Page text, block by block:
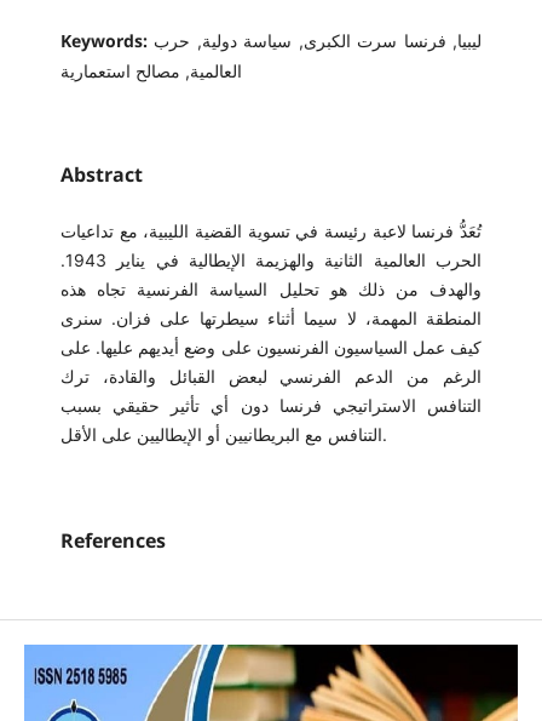
Keywords: ليبيا, فرنسا سرت الكبرى, سياسة دولية, حرب
العالمية, مصالح استعمارية
Abstract
تُعَدُّ فرنسا لاعبة رئيسة في تسوية القضية الليبية، مع تداعيات
الحرب العالمية الثانية والهزيمة الإيطالية في يناير 1943.
والهدف من ذلك هو تحليل السياسة الفرنسية تجاه هذه
المنطقة المهمة، لا سيما أثناء سيطرتها على فزان. سنرى
كيف عمل السياسيون الفرنسيون على وضع أيديهم عليها. على
الرغم من الدعم الفرنسي لبعض القبائل والقادة، ترك
التنافس الاستراتيجي فرنسا دون أي تأثير حقيقي بسبب
التنافس مع البريطانيين أو الإيطاليين على الأقل.
References